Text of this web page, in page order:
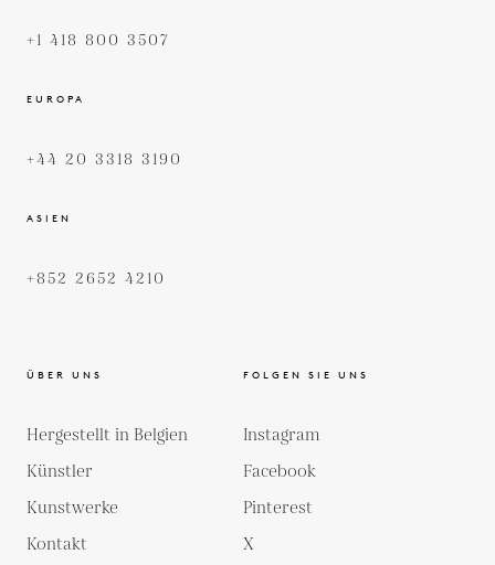
+1 418 800 3507
EUROPA
+44 20 3318 3190
ASIEN
+852 2652 4210
ÜBER UNS
Hergestellt in Belgien
Künstler
Kunstwerke
Kontakt
FOLGEN SIE UNS
Instagram
Facebook
Pinterest
X